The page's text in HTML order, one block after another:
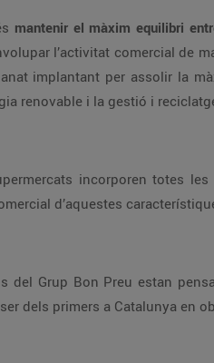
mantenir el màxim equilibri
l’activitat comercial de
implantant per assolir la
renovable i la gestió i
incorporen totes
d’aquestes
del Grup Bon Preu estan
dels primers a Catalunya en